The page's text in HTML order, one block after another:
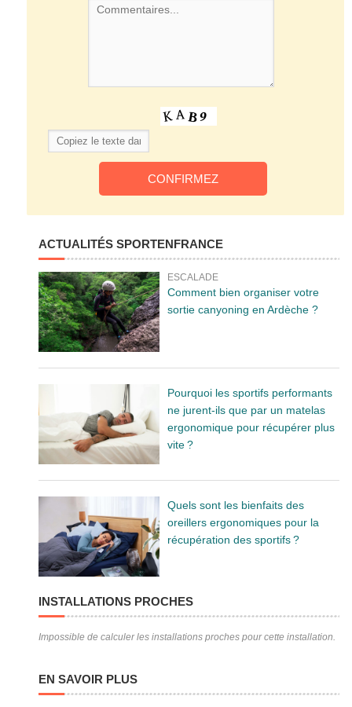
ACTUALITÉS SPORTENFRANCE
ESCALADE
Comment bien organiser votre
sortie canyoning en Ardèche ?
Pourquoi les sportifs performants
ne jurent-ils que par un matelas
ergonomique pour récupérer plus
vite ?
Quels sont les bienfaits des
oreillers ergonomiques pour la
récupération des sportifs ?
INSTALLATIONS PROCHES
Impossible de calculer les installations proches pour cette installation.
EN SAVOIR PLUS